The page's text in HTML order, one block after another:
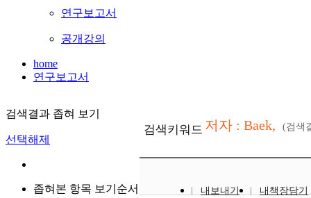
연구보고서
공개강의
home
연구보고서
검색결과 좁혀 보기
선택해제
좁혀본 항목 보기순서
검색키워드 저자 : Baek, (검색
내보내기
내책장담기